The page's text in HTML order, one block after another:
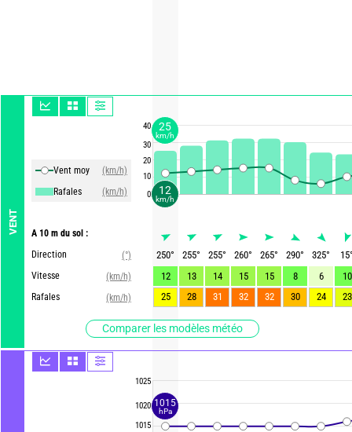
VENT
Vent moy
(km/h)
Rafales
(km/h)
A 10 m du sol :
Direction
(°)
Vitesse
(km/h)
Rafales
(km/h)
Comparer les modèles météo
40
30
20
10
0
1025
1020
1015
250° 255° 255° 260° 265° 290° 325° 15
12
13 14 15 15 8 6
10
25
28 31 32 32 30 24 23
12
km/h
25
km/h
1015
hPa